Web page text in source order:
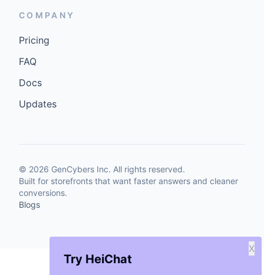
Try HeiChat
X
COMPANY
Pricing
FAQ
Docs
Updates
© 2026 GenCybers Inc. All rights reserved.
Built for storefronts that want faster answers and cleaner
conversions.
Blogs